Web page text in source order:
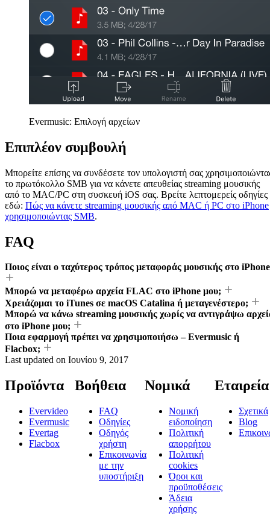
Evermusic: Επιλογή αρχείων
Επιπλέον συμβουλή
Μπορείτε επίσης να συνδέσετε τον υπολογιστή σας
το πρωτόκολλο SMB για να κάνετε απευθείας streaming μουσικής
από το MAC/PC στη συσκευή iOS σας. Βρείτε λεπτομερείς οδηγίες
εδώ: Πώς να κάνετε streaming μουσικής από MAC ή PC στο iPhone
χρησιμοποιώντας SMB.
FAQ
Ποιος είναι ο ταχύτερος τρόπος μεταφοράς μουσικής στο
Μπορώ να μεταφέρω αρχεία FLAC στο iPhone μου;
Χρειάζομαι το iTunes σε macOS Catalina ή μεταγενέστερο;
Μπορώ να κάνω streaming μουσικής χωρίς να αντιγράψω
στο iPhone μου;
Ποια εφαρμογή πρέπει να χρησιμοποιήσω – Evermusic ή
Flacbox;
Last updated on Ιουνίου 9, 2017
Προϊόντα
Evervideo
Evermusic
Evertag
Flacbox
Βοήθεια
FAQ
Οδηγίες
Οδηγός
χρήστη
Επικοινωνία
με την
υποστήριξη
Νομικά
Νομική
ειδοποίηση
Πολιτική
απορρήτου
Πολιτική
cookies
Όροι και
προϋποθέσεις
Άδεια
χρήσης
Εταιρεία
Σχετικά
Blog